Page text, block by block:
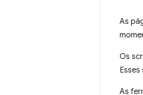
As
Os
As